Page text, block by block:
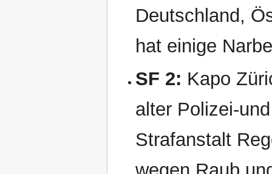
Deutschland,
hat einige
SF 2: Kapo
alter Polizei-
Strafanstalt